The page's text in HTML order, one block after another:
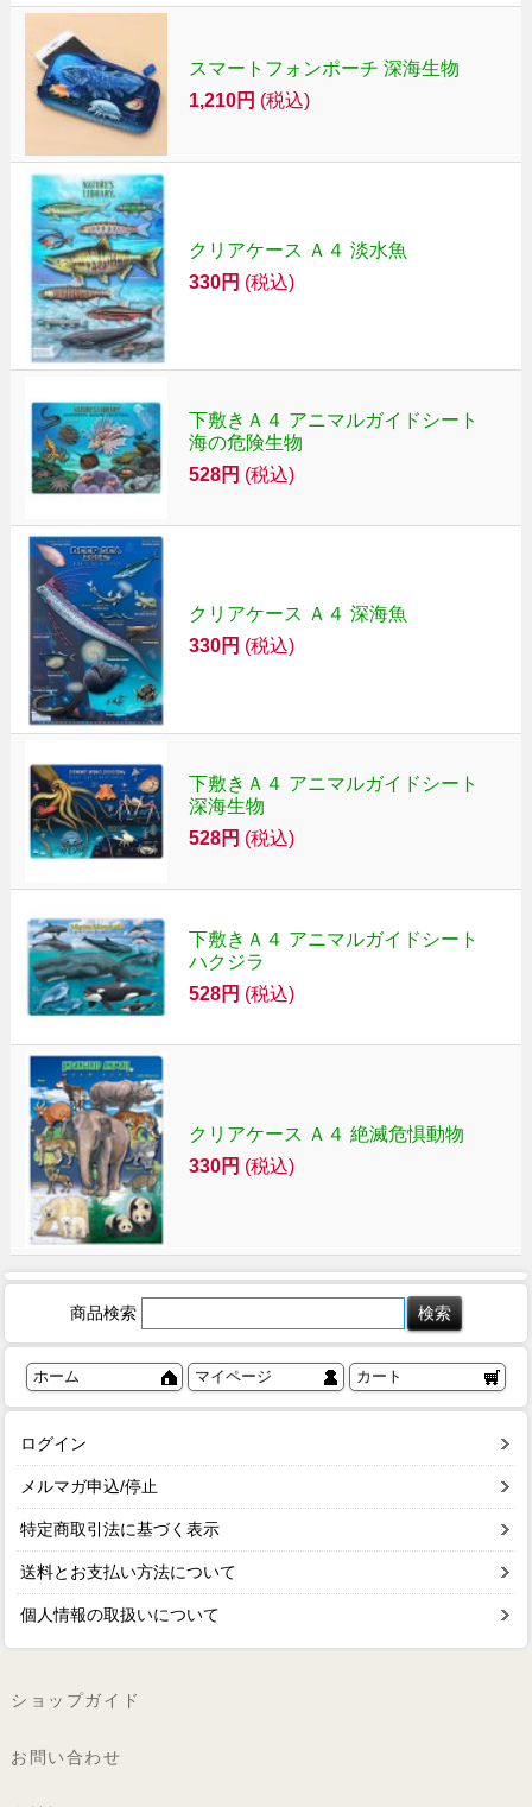
スマートフォンポーチ 深海生物
1,210円 (税込)
クリアケース Ａ４ 淡水魚
330円 (税込)
下敷きＡ４ アニマルガイドシート
海の危険生物
528円 (税込)
クリアケース Ａ４ 深海魚
330円 (税込)
下敷きＡ４ アニマルガイドシート
深海生物
528円 (税込)
下敷きＡ４ アニマルガイドシート
ハクジラ
528円 (税込)
クリアケース Ａ４ 絶滅危惧動物
330円 (税込)
商品検索
ホーム マイページ カート
ログイン
メルマガ申込/停止
特定商取引法に基づく表示
送料とお支払い方法について
個人情報の取扱いについて
ショップガイド
お問い合わせ